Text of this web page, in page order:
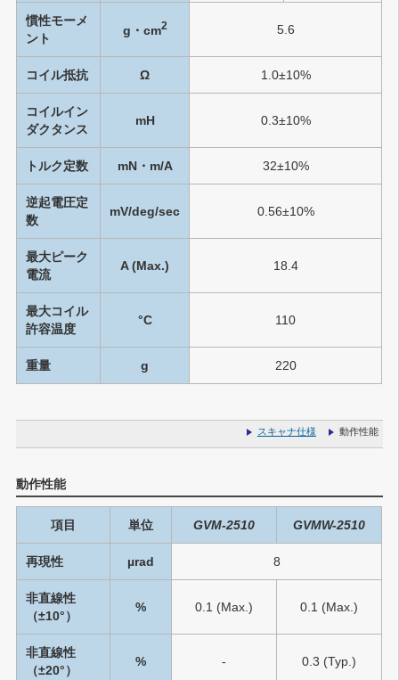
慣性モーメ
ント
g・cm2 5.6
コイル抵抗 Ω 1.0±10%
コイルイン
ダクタンス
mH 0.3±10%
トルク定数 mN・m/A 32±10%
逆起電圧定
数
mV/deg/sec 0.56±10%
最大ピーク
電流
A (Max.) 18.4
最大コイル
許容温度
°C 110
重量 g 220
スキャナ仕様 動作性能
動作性能
項目 単位 GVM-2510 GVMW-2510
再現性 µrad 8
非直線性
（±10°）
% 0.1 (Max.) 0.1 (Max.)
非直線性
（±20°）
% - 0.3 (Typ.)